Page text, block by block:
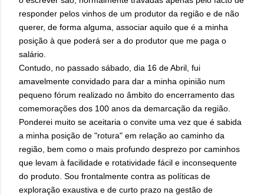
responder pelos vinhos de um produtor da região e de não
querer, de forma alguma, associar aquilo que é a minha
posição à que poderá ser a do produtor que me paga o
salário.
Contudo, no passado sábado, dia 16 de Abril, fui
amavelmente convidado para dar a minha opinião num
pequeno fórum realizado no âmbito do encerramento das
comemorações dos 100 anos da demarcação da região.
Ponderei muito se aceitaria o convite uma vez que é sabida
a minha posição de "rotura" em relação ao caminho da
região, bem como o mais profundo desprezo por caminhos
que levam à facilidade e rotatividade fácil e inconsequente
do produto. Sou frontalmente contra as políticas de
exploração exaustiva e de curto prazo na gestão de